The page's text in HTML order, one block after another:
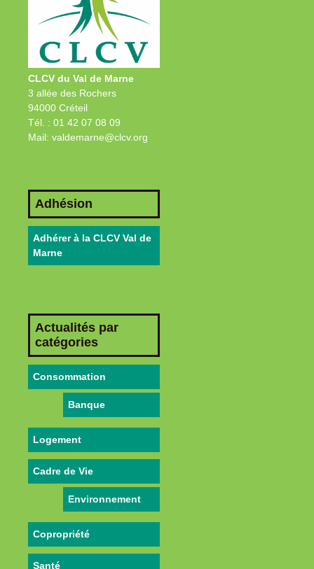
CLCV du Val de Marne
3 allée des Rochers
94000 Créteil
Tél. : 01 42 07 08 09
Mail: valdemarne@clcv.org
Adhésion
Adhérer à la CLCV Val de
Marne
Actualités par
catégories
Consommation
Banque
Logement
Cadre de Vie
Environnement
Copropriété
Santé